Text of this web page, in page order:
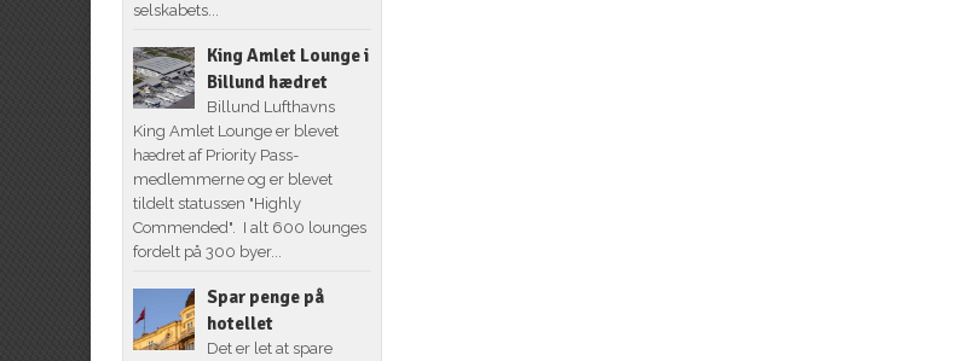
selskabets...
King Amlet Lounge i
Billund hædret
Billund Lufthavns
King Amlet Lounge er blevet
hædret af Priority Pass-
medlemmerne og er blevet
tildelt statussen "Highly
Commended". I alt 600 lounges
fordelt på 300 byer...
Spar penge på
hotellet
Det er let at spare